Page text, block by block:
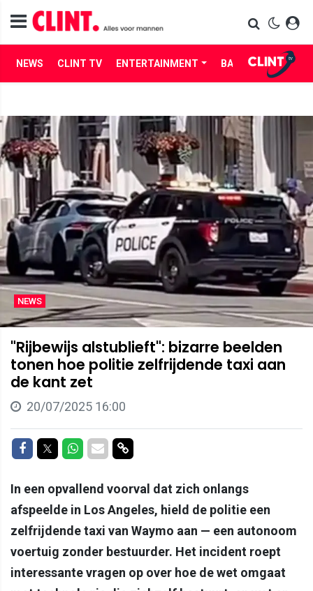
NEWS CLINT TV ENTERTAINMENT BABES LIFE
NEWS
"Rijbewijs alstublieft": bizarre beelden
tonen hoe politie zelfrijdende taxi aan
de kant zet
20/07/2025 16:00
Delen op Facebook
Delen op Twitter
Delen op Whatsapp
Delen via Mail
Delen via link
In een opvallend voorval dat zich onlangs
afspeelde in Los Angeles, hield de politie een
zelfrijdende taxi van Waymo aan — een autonoom
voertuig zonder bestuurder. Het incident roept
interessante vragen op over hoe de wet omgaat